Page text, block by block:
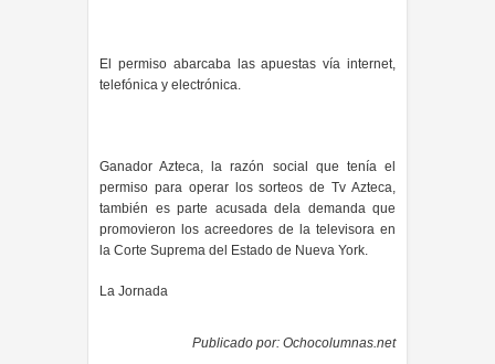
El permiso abarcaba las apuestas vía internet,
telefónica y electrónica.
Ganador Azteca, la razón social que tenía el
permiso para operar los sorteos de Tv Azteca,
también es parte acusada dela demanda que
promovieron los acreedores de la televisora en
la Corte Suprema del Estado de Nueva York.
La Jornada
Publicado por: Ochocolumnas.net